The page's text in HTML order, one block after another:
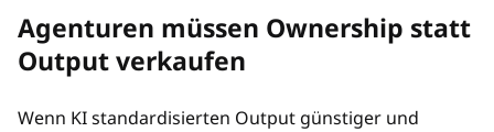
Agenturen müssen Ownership statt
Output verkaufen
Wenn KI standardisierten Output günstiger und